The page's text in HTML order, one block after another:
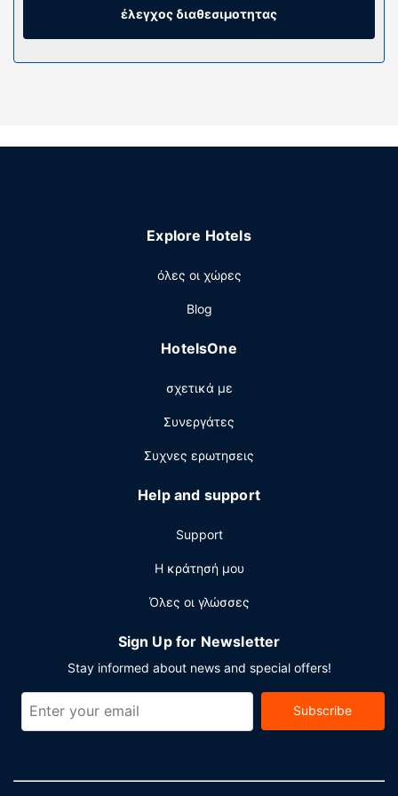
πρόσβαση στο ίντερνετ κι επίσης παρέχονται για τη
Απολαύστε τις ψυχαγωγικές δραστηριότητες που
οποίο διαθέτει μπαρ/lounge. Εναλλακτικά, μείνετε μέσα
συγκεκριμένων ωρών μόνο). Με επιπλέον χρέωση είναι
π.μ. - 10:00 π.μ. και τα σαββατοκύριακα μεταξύ 7:00
Στις σημαντικές παροχές περιλαμβάνονται
επιχειρηματικό κέντρο που λειτουργεί 24 ώρες το
24ωρο, γρήγορο check-in και γρήγορο check-out. Θέλετε
(Λέξινγκτον); Αυτό το ξενοδοχείο διαθέτει χώρο που
είναι 1765 τετραγωνικά μέτρα και περιλαμβάνει ένα
λεωφορειάκι για μεταφορά από και προς το αεροδρόμιο
έλεγχος διαθεσιμοτητας
Explore Hotels
όλες οι χώρες
Blog
HotelsOne
σχετικά με
Συνεργάτες
Συχνες ερωτησεις
Help and support
Support
Η κράτησή μου
Όλες οι γλώσσες
Sign Up for Newsletter
Stay informed about news and special offers!
Subscribe